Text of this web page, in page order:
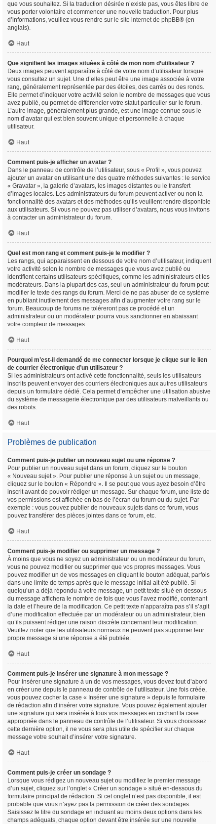
que vous souhaitez. Si la traduction désirée n’existe pas, vous êtes libre de
vous porter volontaire et commencer une nouvelle traduction. Pour plus
d’informations, veuillez vous rendre sur le site internet de phpBB® (en
anglais).
Haut
Que signifient les images situées à côté de mon nom d’utilisateur ?
Deux images peuvent apparaître à côté de votre nom d’utilisateur lorsque
vous consultez un sujet. Une d’elles peut être une image associée à votre
rang, généralement représentée par des étoiles, des carrés ou des ronds.
Elle permet d’indiquer votre activité selon le nombre de messages que vous
avez publié, ou permet de différencier votre statut particulier sur le forum.
L’autre image, généralement plus grande, est une image connue sous le
nom d’avatar qui est bien souvent unique et personnelle à chaque
utilisateur.
Haut
Comment puis-je afficher un avatar ?
Dans le panneau de contrôle de l’utilisateur, sous « Profil », vous pouvez
ajouter un avatar en utilisant une des quatre méthodes suivantes : le service
« Gravatar », la galerie d’avatars, les images distantes ou le transfert
d’images locales. Les administrateurs du forum peuvent activer ou non la
fonctionnalité des avatars et des méthodes qu’ils veuillent rendre disponible
aux utilisateurs. Si vous ne pouvez pas utiliser d’avatars, nous vous invitons
à contacter un administrateur du forum.
Haut
Quel est mon rang et comment puis-je le modifier ?
Les rangs, qui apparaissent en dessous de votre nom d’utilisateur, indiquent
votre activité selon le nombre de messages que vous avez publié ou
identifient certains utilisateurs spécifiques, comme les administrateurs et les
modérateurs. Dans la plupart des cas, seul un administrateur du forum peut
modifier le texte des rangs du forum. Merci de ne pas abuser de ce système
en publiant inutilement des messages afin d’augmenter votre rang sur le
forum. Beaucoup de forums ne toléreront pas ce procédé et un
administrateur ou un modérateur pourra vous sanctionner en abaissant
votre compteur de messages.
Haut
Pourquoi m’est-il demandé de me connecter lorsque je clique sur le lien
de courrier électronique d’un utilisateur ?
Si les administrateurs ont activé cette fonctionnalité, seuls les utilisateurs
inscrits peuvent envoyer des courriers électroniques aux autres utilisateurs
depuis un formulaire dédié. Cela permet d’empêcher une utilisation abusive
du système de messagerie électronique par des utilisateurs malveillants ou
des robots.
Haut
Problèmes de publication
Comment puis-je publier un nouveau sujet ou une réponse ?
Pour publier un nouveau sujet dans un forum, cliquez sur le bouton
« Nouveau sujet ». Pour publier une réponse à un sujet ou un message,
cliquez sur le bouton « Répondre ». Il se peut que vous ayez besoin d’être
inscrit avant de pouvoir rédiger un message. Sur chaque forum, une liste de
vos permissions est affichée en bas de l’écran du forum ou du sujet. Par
exemple : vous pouvez publier de nouveaux sujets dans ce forum, vous
pouvez transférer des pièces jointes dans ce forum, etc.
Haut
Comment puis-je modifier ou supprimer un message ?
À moins que vous ne soyez un administrateur ou un modérateur du forum,
vous ne pouvez modifier ou supprimer que vos propres messages. Vous
pouvez modifier un de vos messages en cliquant le bouton adéquat, parfois
dans une limite de temps après que le message initial ait été publié. Si
quelqu’un a déjà répondu à votre message, un petit texte situé en dessous
du message affichera le nombre de fois que vous l’avez modifié, contenant
la date et l’heure de la modification. Ce petit texte n’apparaîtra pas s’il s’agit
d’une modification effectuée par un modérateur ou un administrateur, bien
qu’ils puissent rédiger une raison discrète concernant leur modification.
Veuillez noter que les utilisateurs normaux ne peuvent pas supprimer leur
propre message si une réponse a été publiée.
Haut
Comment puis-je insérer une signature à mon message ?
Pour insérer une signature à un de vos messages, vous devez tout d’abord
en créer une depuis le panneau de contrôle de l’utilisateur. Une fois créée,
vous pouvez cocher la case « Insérer une signature » depuis le formulaire
de rédaction afin d’insérer votre signature. Vous pouvez également ajouter
une signature qui sera insérée à tous vos messages en cochant la case
appropriée dans le panneau de contrôle de l’utilisateur. Si vous choisissez
cette dernière option, il ne vous sera plus utile de spécifier sur chaque
message votre souhait d’insérer votre signature.
Haut
Comment puis-je créer un sondage ?
Lorsque vous rédigez un nouveau sujet ou modifiez le premier message
d’un sujet, cliquez sur l’onglet « Créer un sondage » situé en-dessous du
formulaire principal de rédaction. Si cet onglet n’est pas disponible, il est
probable que vous n’ayez pas la permission de créer des sondages.
Saisissez le titre du sondage en incluant au moins deux options dans les
champs adéquats, chaque option devant être insérée sur une nouvelle